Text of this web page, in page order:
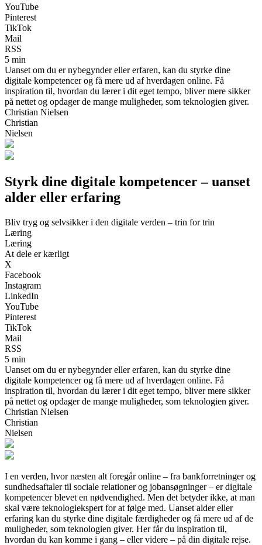
YouTube
Pinterest
TikTok
Mail
RSS
5 min
Uanset om du er nybegynder eller erfaren, kan du styrke dine
digitale kompetencer og få mere ud af hverdagen online. Få
inspiration til, hvordan du lærer i dit eget tempo, bliver mere sikker
på nettet og opdager de mange muligheder, som teknologien giver.
Christian Nielsen
Christian
Nielsen
Styrk dine digitale kompetencer – uanset
alder eller erfaring
Bliv tryg og selvsikker i den digitale verden – trin for trin
Læring
Læring
At dele er kærligt
X
Facebook
Instagram
LinkedIn
YouTube
Pinterest
TikTok
Mail
RSS
5 min
Uanset om du er nybegynder eller erfaren, kan du styrke dine
digitale kompetencer og få mere ud af hverdagen online. Få
inspiration til, hvordan du lærer i dit eget tempo, bliver mere sikker
på nettet og opdager de mange muligheder, som teknologien giver.
Christian Nielsen
Christian
Nielsen
I en verden, hvor næsten alt foregår online – fra bankforretninger og
sundhedsaftaler til sociale relationer og jobansøgninger – er digitale
kompetencer blevet en nødvendighed. Men det betyder ikke, at man
skal være teknologiekspert for at følge med. Uanset alder eller
erfaring kan du styrke dine digitale færdigheder og få mere ud af de
muligheder, som teknologien giver. Her får du inspiration til,
hvordan du kan komme i gang – eller videre – på din digitale rejse.